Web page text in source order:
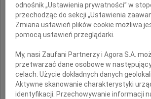
Z żalem i smutkiem przyjęliśmy wiadomość o
współczucia Zarząd Międzynarodowego Portu
Z ogromnym żalem i smutkiem przyjęliśmy
wspaniałego i życzliwego Człowieka Rodzinie i
Nie umiera ten, kto trwa w pamięci żywych Pani
Okręgowego w Krakowie wyrazy głębokiego
odnośnik „Ustawienia prywatności” w
przechodząc do sekcji „Ustawienia
Zmiana ustawień plików cookie możliwa
pomocą ustawień przeglądarki.
My, nasi Zaufani Partnerzy i Agora S.A.
przetwarzać dane osobowe w
celach:Użycie dokładnych danych
Aktywne skanowanie charakterystyki
identyfikacji. Przechowywanie informacji